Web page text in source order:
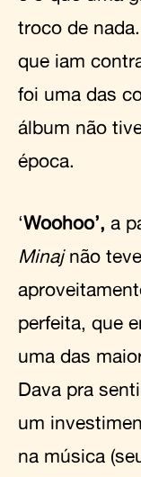
troco de
que iam
foi uma das
álbum não
época.
‘Woohoo’, a
Minaj não
perfeita, que
uma das
Dava pra
um
na música